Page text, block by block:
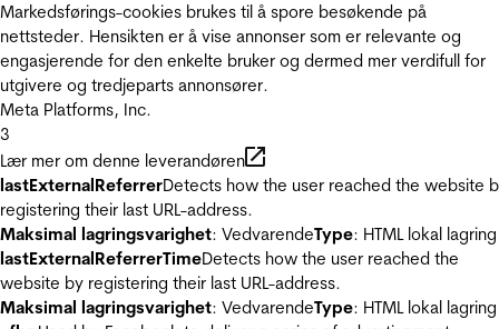
Markedsførings-cookies brukes til å spore besøkende på
nettsteder. Hensikten er å vise annonser som er relevante og
engasjerende for den enkelte bruker og dermed mer verdifull for
utgivere og tredjeparts annonsører.
Meta Platforms, Inc.
3
Lær mer om denne leverandøren
lastExternalReferrerDetects how the user reached the website
registering their last URL-address.
Maksimal lagringsvarighet: VedvarendeType: HTML lokal lagring
lastExternalReferrerTimeDetects how the user reached the
website by registering their last URL-address.
Maksimal lagringsvarighet: VedvarendeType: HTML lokal lagring